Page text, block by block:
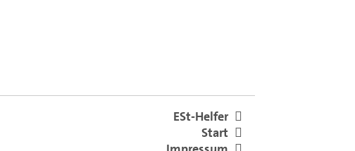
ESt-Helfer
Start